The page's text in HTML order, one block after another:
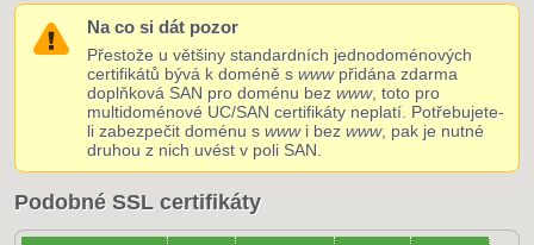
Na co si dát pozor
Přestože u většiny standardních jednodoménových
certifikátů bývá k doméně swwwpřidána zdarma
doplňková SAN pro doménu bez www, toto pro
multidoménové UC/SAN certifikáty neplatí. Potřebujete-
li zabezpečit doménu swwwi bez www, pak je nutné
druhou z nich uvést v poli SAN.
Podobné SSL certifikáty